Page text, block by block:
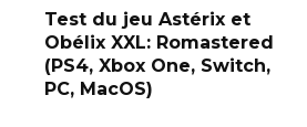
Test du jeu Astérix et
Obélix XXL: Romastered
(PS4, Xbox One, Switch,
PC, MacOS)